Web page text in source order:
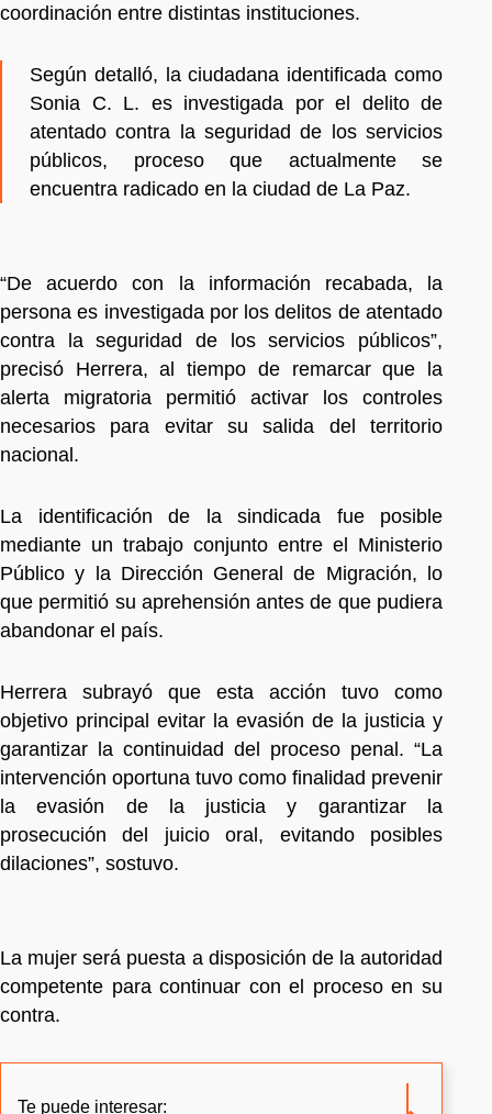
coordinación entre distintas instituciones.
Según detalló, la ciudadana identificada como
Sonia C. L. es investigada por el delito de
atentado contra la seguridad de los servicios
públicos, proceso que actualmente se
encuentra radicado en la ciudad de La Paz.
“De acuerdo con la información recabada, la
persona es investigada por los delitos de atentado
contra la seguridad de los servicios públicos”,
precisó Herrera, al tiempo de remarcar que la
alerta migratoria permitió activar los controles
necesarios para evitar su salida del territorio
nacional.
La identificación de la sindicada fue posible
mediante un trabajo conjunto entre el Ministerio
Público y la Dirección General de Migración, lo
que permitió su aprehensión antes de que pudiera
abandonar el país.
Herrera subrayó que esta acción tuvo como
objetivo principal evitar la evasión de la justicia y
garantizar la continuidad del proceso penal. “La
intervención oportuna tuvo como finalidad prevenir
la evasión de la justicia y garantizar la
prosecución del juicio oral, evitando posibles
dilaciones”, sostuvo.
La mujer será puesta a disposición de la autoridad
competente para continuar con el proceso en su
contra.
Te puede interesar: